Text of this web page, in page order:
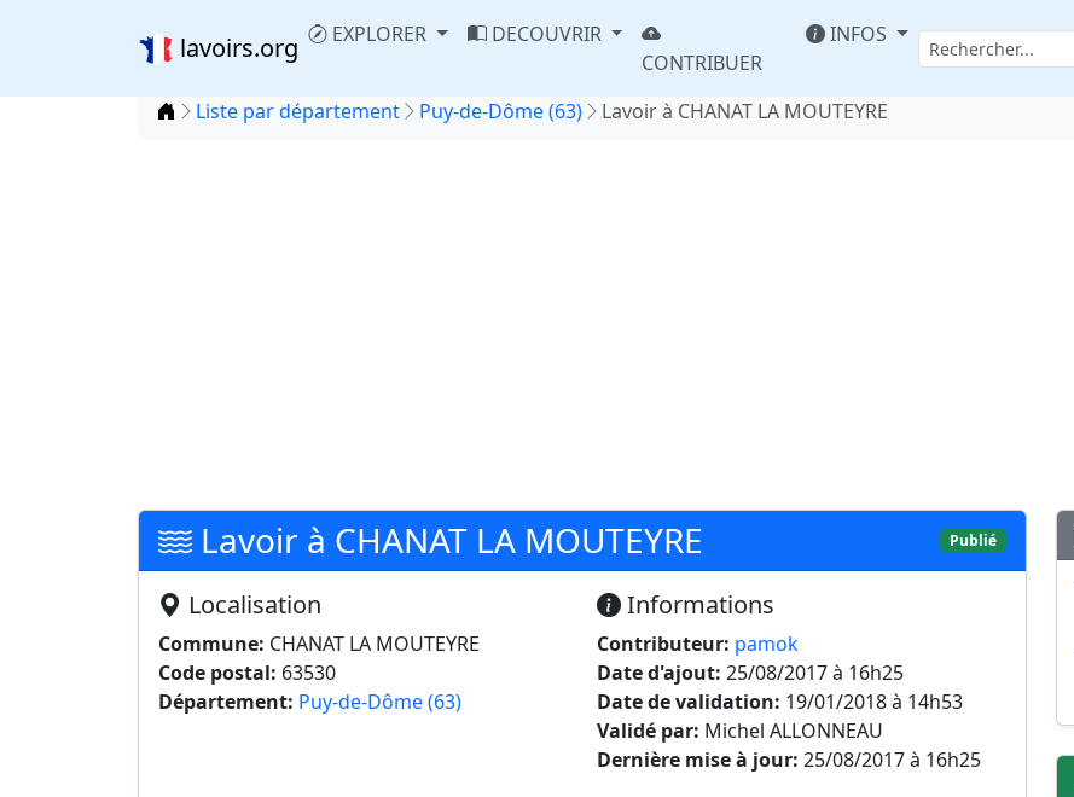
lavoirs.org EXPLORER
DECOUVRIR
CONTRIBUER
INFOS
Accueil
Liste par département Puy-de-Dôme (63) Lavoir à CHANAT LA MOUTEYRE
Lavoir à CHANAT LA MOUTEYRE Publié
Localisation
Commune: CHANAT LA MOUTEYRE
Code postal: 63530
Département: Puy-de-Dôme (63)
Informations
Contributeur: pamok
Date d'ajout: 25/08/2017 à 16h25
Date de validation: 19/01/2018 à 14h53
Validé par: Michel ALLONNEAU
Dernière mise à jour: 25/08/2017 à 16h25